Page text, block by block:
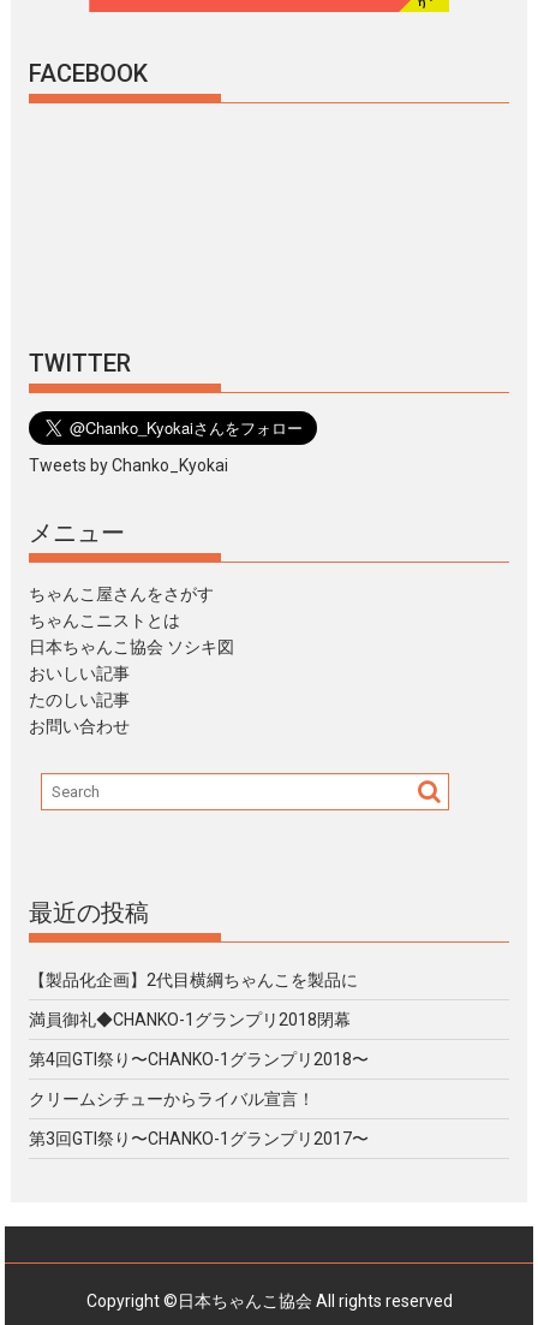
FACEBOOK
TWITTER
Tweets by Chanko_Kyokai
メニュー
ちゃんこ屋さんをさがす
ちゃんこニストとは
日本ちゃんこ協会 ソシキ図
おいしい記事
たのしい記事
お問い合わせ
最近の投稿
【製品化企画】2代目横綱ちゃんこを製品に
満員御礼◆CHANKO-1グランプリ2018閉幕
第4回GTI祭り〜CHANKO-1グランプリ2018〜
クリームシチューからライバル宣言！
第3回GTI祭り〜CHANKO-1グランプリ2017〜
Copyright ©日本ちゃんこ協会 All rights reserved